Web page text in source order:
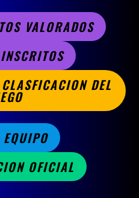
VALORADOS
DEL
EQUIPO
OFICIAL